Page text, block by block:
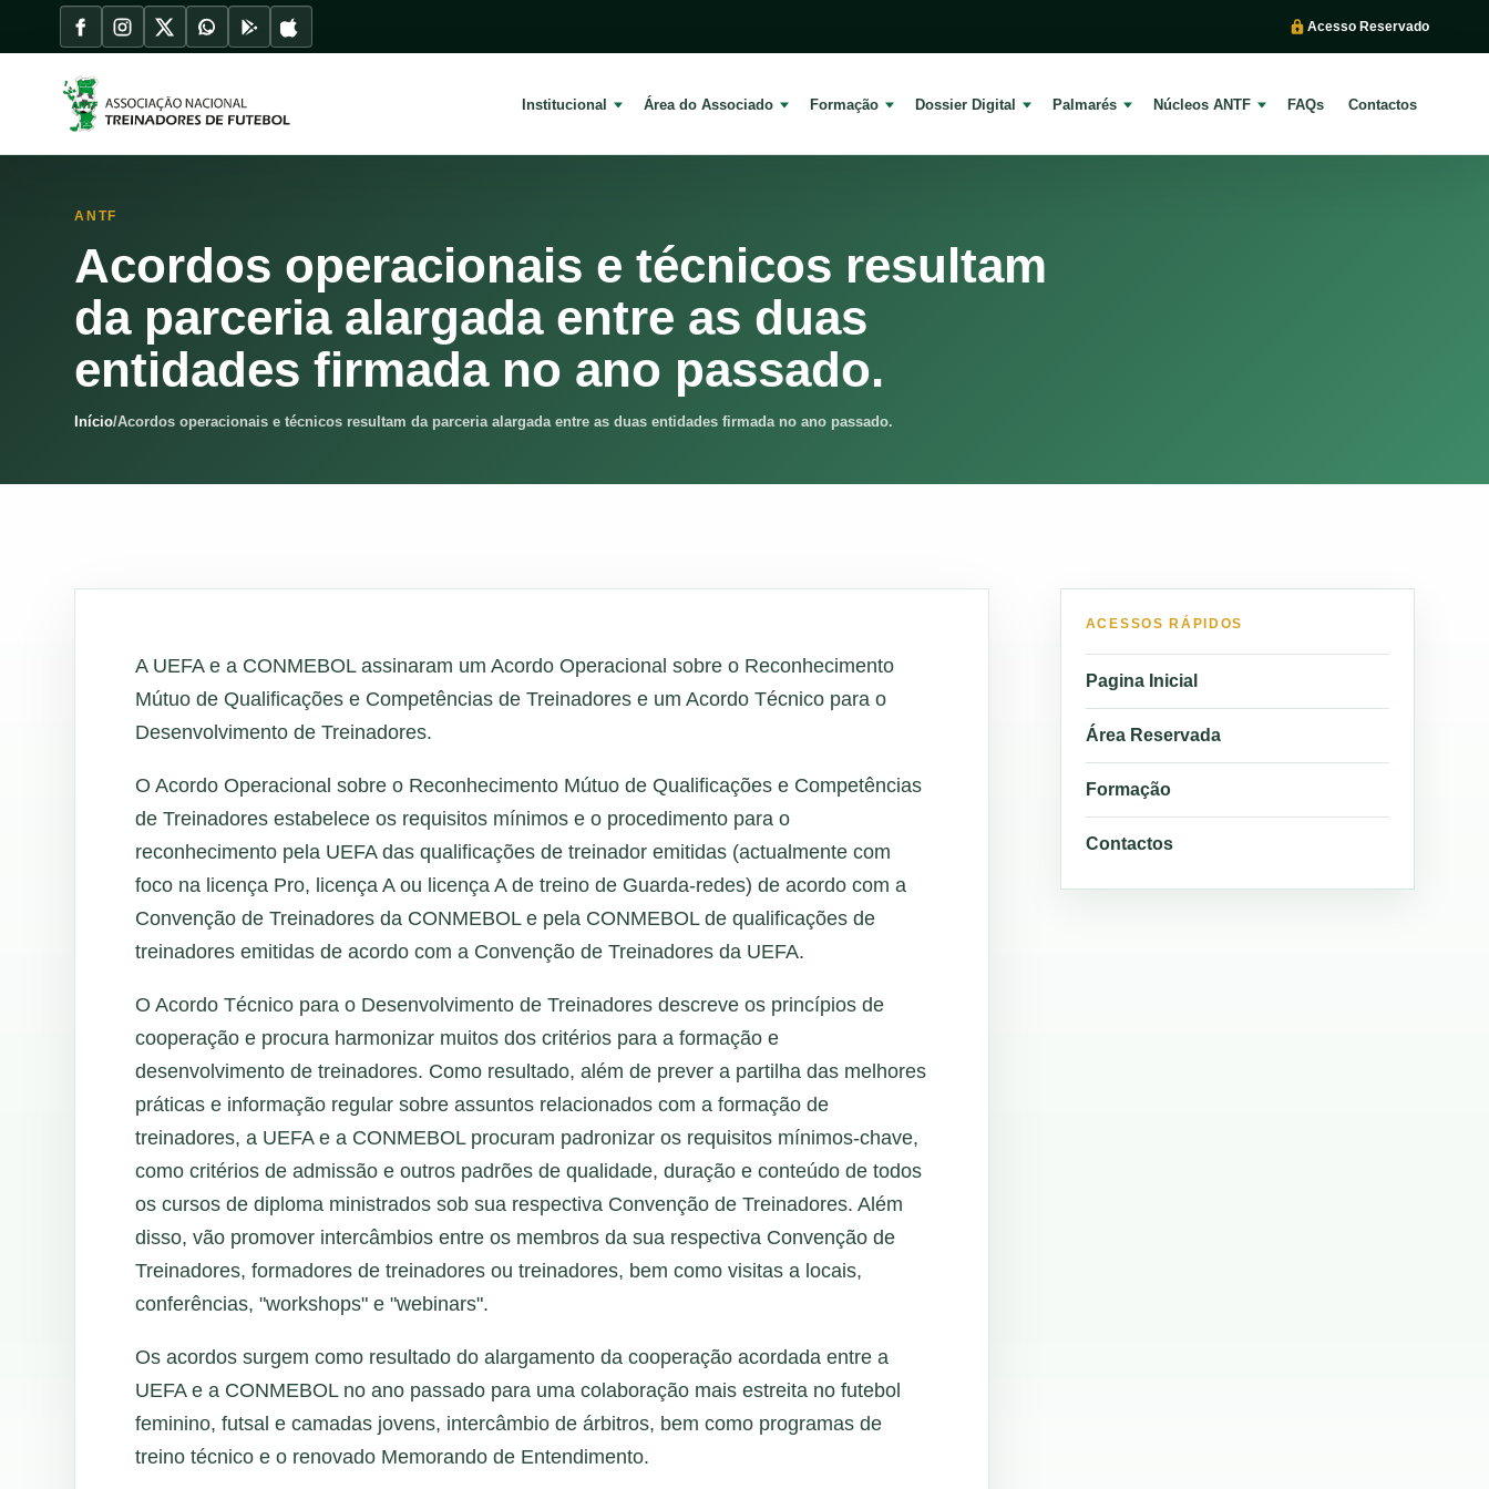
Acesso Reservado
Institucional Área do Associado Formação Dossier Digital Palmarés Núcleos ANTF FAQs Contactos
ANTF
Acordos operacionais e técnicos resultam
da parceria alargada entre as duas
entidades firmada no ano passado.
Início/Acordos operacionais e técnicos resultam da parceria alargada entre as duas entidades firmada no ano passado.
A UEFA e a CONMEBOL assinaram um Acordo Operacional sobre o Reconhecimento
Mútuo de Qualificações e Competências de Treinadores e um Acordo Técnico para o
Desenvolvimento de Treinadores.
O Acordo Operacional sobre o Reconhecimento Mútuo de Qualificações e Competências
de Treinadores estabelece os requisitos mínimos e o procedimento para o
reconhecimento pela UEFA das qualificações de treinador emitidas (actualmente com
foco na licença Pro, licença A ou licença A de treino de Guarda-redes) de acordo com a
Convenção de Treinadores da CONMEBOL e pela CONMEBOL de qualificações de
treinadores emitidas de acordo com a Convenção de Treinadores da UEFA.
O Acordo Técnico para o Desenvolvimento de Treinadores descreve os princípios de
cooperação e procura harmonizar muitos dos critérios para a formação e
desenvolvimento de treinadores. Como resultado, além de prever a partilha das melhores
práticas e informação regular sobre assuntos relacionados com a formação de
treinadores, a UEFA e a CONMEBOL procuram padronizar os requisitos mínimos-chave,
como critérios de admissão e outros padrões de qualidade, duração e conteúdo de todos
os cursos de diploma ministrados sob sua respectiva Convenção de Treinadores. Além
disso, vão promover intercâmbios entre os membros da sua respectiva Convenção de
Treinadores, formadores de treinadores ou treinadores, bem como visitas a locais,
conferências, "workshops" e "webinars".
Os acordos surgem como resultado do alargamento da cooperação acordada entre a
UEFA e a CONMEBOL no ano passado para uma colaboração mais estreita no futebol
feminino, futsal e camadas jovens, intercâmbio de árbitros, bem como programas de
treino técnico e o renovado Memorando de Entendimento.
ACESSOS RÁPIDOS
Pagina Inicial
Área Reservada
Formação
Contactos